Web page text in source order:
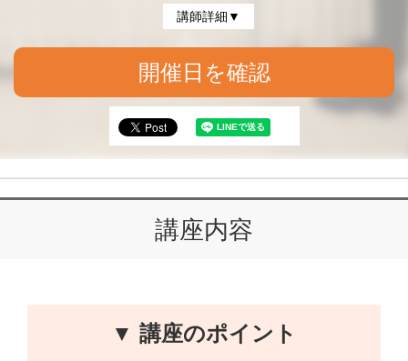
講師詳細▼
開催日を確認
講座内容
▼ 講座のポイント